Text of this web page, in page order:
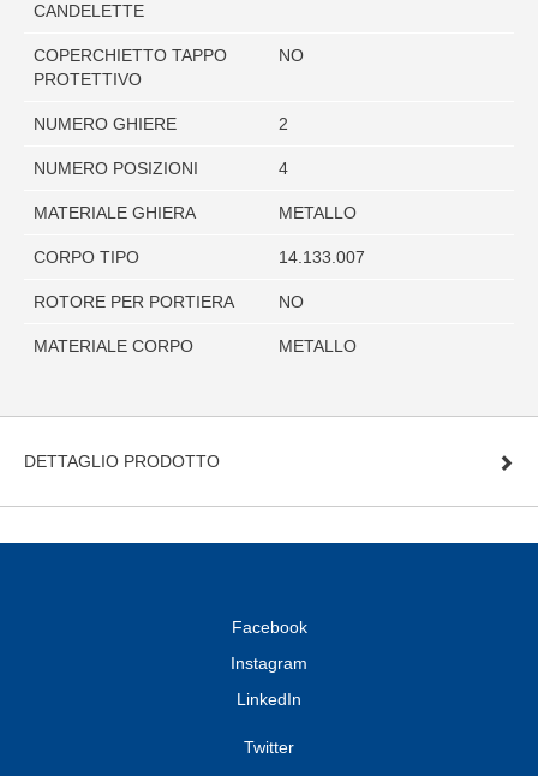
CANDELETTE
COPERCHIETTO TAPPO
PROTETTIVO
NO
NUMERO GHIERE 2
NUMERO POSIZIONI 4
MATERIALE GHIERA METALLO
CORPO TIPO 14.133.007
ROTORE PER PORTIERA NO
MATERIALE CORPO METALLO
DETTAGLIO PRODOTTO
Facebook
Instagram
LinkedIn
Twitter